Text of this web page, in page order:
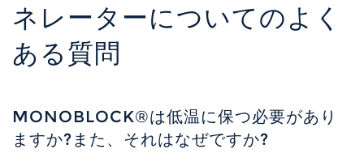
ネレーターについてのよく
ある質問
MONOBLOCK®は低温に保つ必要があり
ますか?また、それはなぜですか?